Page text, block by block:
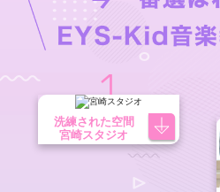
1
洗練された空間
宮崎スタジオ